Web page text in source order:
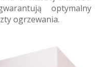
optymalny
ogrzewania.